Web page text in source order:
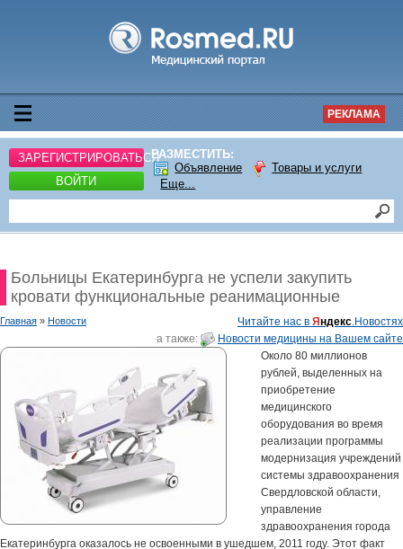
РЕКЛАМА
ЗАРЕГИСТРИРОВАТЬСЯ
ВОЙТИ
РАЗМЕСТИТЬ:
Объявление
Товары и услуги
Еще...
Больницы Екатеринбурга не успели закупить
кровати функциональные реанимационные
Читайте нас в Я ндекс.Новостях
а также:
Новости медицины на Вашем сайте
Главная » Новости
Около 80 миллионов
рублей, выделенных на
приобретение
медицинского
оборудования во время
реализации программы
модернизация учреждений
системы здравоохранения
Свердловской области,
управление
здравоохранения города
Екатеринбурга оказалось не освоенными в ушедшем, 2011 году. Этот факт